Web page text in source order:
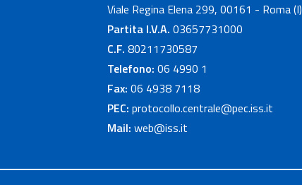
Viale Regina Elena 299, 00161 - Roma (I)
Partita I.V.A. 03657731000
C.F. 80211730587
Telefono: 06 4990 1
Fax: 06 4938 7118
PEC: protocollo.centrale@pec.iss.it
Mail: web@iss.it